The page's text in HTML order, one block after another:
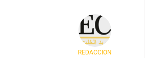
REDACCIÓN